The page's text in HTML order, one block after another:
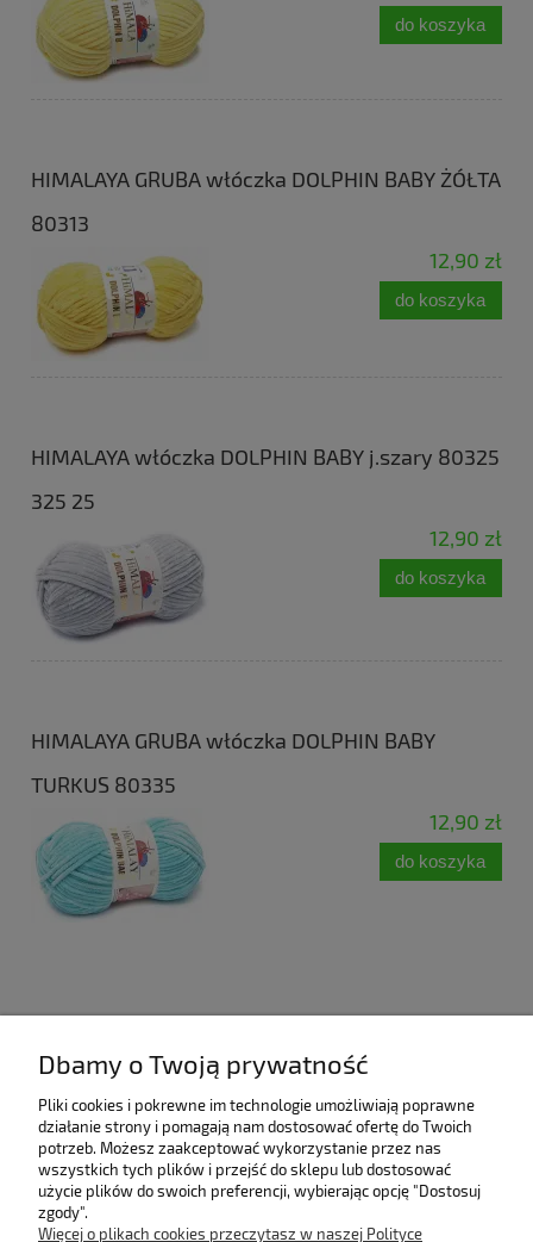
do koszyka
HIMALAYA GRUBA włóczka DOLPHIN BABY ŻÓŁTA
80313
12,90 zł
do koszyka
HIMALAYA włóczka DOLPHIN BABY j.szary 80325
325 25
12,90 zł
do koszyka
HIMALAYA GRUBA włóczka DOLPHIN BABY
TURKUS 80335
12,90 zł
do koszyka
Pomoc
Bestsellery
Dbamy o Twoją prywatność
Pliki cookies i pokrewne im technologie umożliwiają poprawne
działanie strony i pomagają nam dostosować ofertę do Twoich
potrzeb. Możesz zaakceptować wykorzystanie przez nas
wszystkich tych plików i przejść do sklepu lub dostosować
użycie plików do swoich preferencji, wybierając opcję "Dostosuj
zgody".
Więcej o plikach cookies przeczytasz w naszej Polityce